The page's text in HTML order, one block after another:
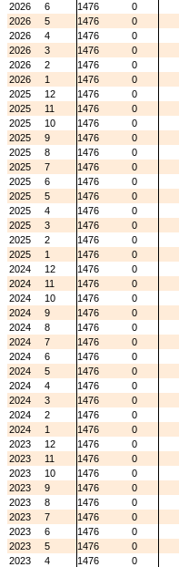
2026
6 1476
0
2026
5 1476
0
2026
4 1476
0
2026
3 1476
0
2026
2 1476
0
2026
1 1476
0
2025
12 1476
0
2025
11 1476
0
2025
10 1476
0
2025
9 1476
0
2025
8 1476
0
2025
7 1476
0
2025
6 1476
0
2025
5 1476
0
2025
4 1476
0
2025
3 1476
0
2025
2 1476
0
2025
1 1476
0
2024
12 1476
0
2024
11 1476
0
2024
10 1476
0
2024
9 1476
0
2024
8 1476
0
2024
7 1476
0
2024
6 1476
0
2024
5 1476
0
2024
4 1476
0
2024
3 1476
0
2024
2 1476
0
2024
1 1476
0
2023
12 1476
0
2023
11 1476
0
2023
10 1476
0
2023
9 1476
0
2023
8 1476
0
2023
7 1476
0
2023
6 1476
0
2023
5 1476
0
2023
4 1476
0